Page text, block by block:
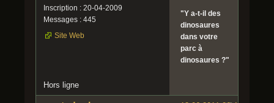
Inscription : 20-04-2009
Messages : 445
Site Web
"Y a-t-il des
dinosaures
dans votre
parc à
dinosaures ?"
Hors ligne